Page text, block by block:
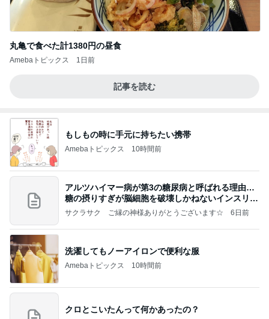
丸亀で食べた計1380円の昼食
Amebaトピックス 1日前
記事を読む
もしもの時に手元に持ちたい携帯
Amebaトピックス 10時間前
アルツハイマー病が第3の糖尿病と呼ばれる理由…
糖の摂りすぎが脳細胞を破壊しかねないインスリン
の恐
サクラサク ご縁の神様ありがとうございます☆ 6日前
洗濯してもノーアイロンで便利な服
Amebaトピックス 10時間前
クロとこいたんって何かあったの？